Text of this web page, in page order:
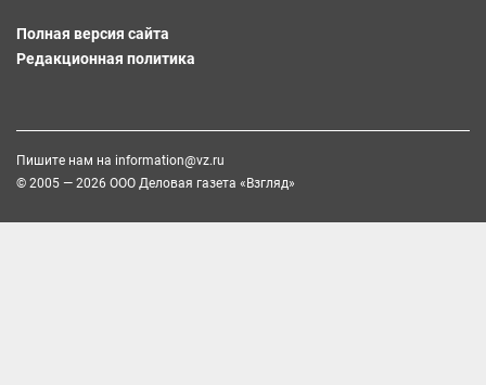
Полная версия сайта
Редакционная политика
Пишите нам на information@vz.ru
© 2005 — 2026 ООО Деловая газета «Взгляд»